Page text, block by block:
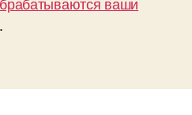
.